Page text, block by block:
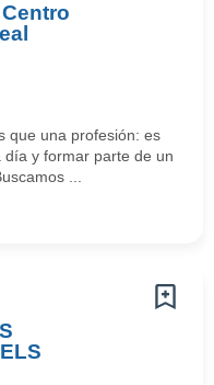
que una profesión: es
y formar parte de un
...